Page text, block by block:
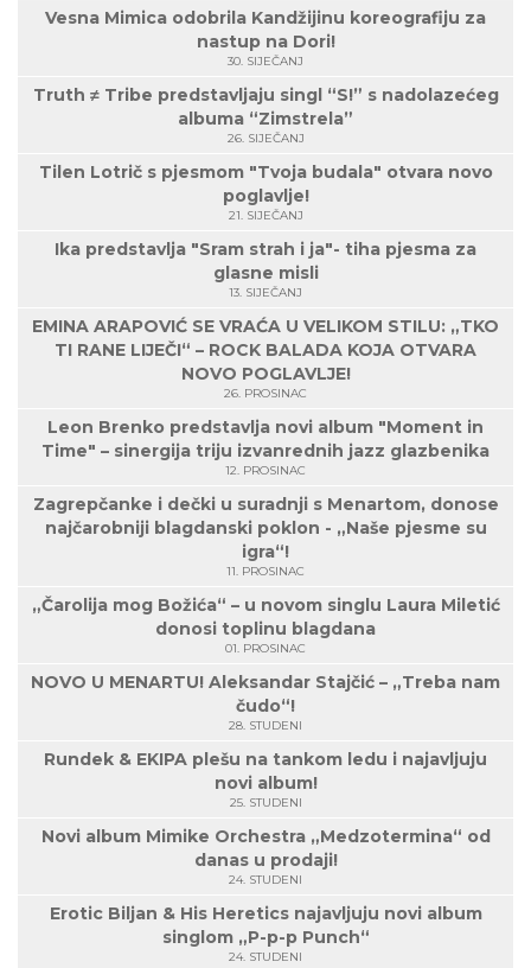
Vesna Mimica odobrila Kandžijinu koreografiju za
nastup na Dori!
30. SIJEČANJ
Truth ≠ Tribe predstavljaju singl “S!” s nadolazećeg
albuma “Zimstrela”
26. SIJEČANJ
Tilen Lotrič s pjesmom "Tvoja budala" otvara novo
poglavlje!
21. SIJEČANJ
Ika predstavlja "Sram strah i ja"- tiha pjesma za
glasne misli
13. SIJEČANJ
EMINA ARAPOVIĆ SE VRAĆA U VELIKOM STILU: „TKO
TI RANE LIJEČI“ – ROCK BALADA KOJA OTVARA
NOVO POGLAVLJE!
26. PROSINAC
Leon Brenko predstavlja novi album "Moment in
Time" – sinergija triju izvanrednih jazz glazbenika
12. PROSINAC
Zagrepčanke i dečki u suradnji s Menartom, donose
najčarobniji blagdanski poklon - „Naše pjesme su
igra“!
11. PROSINAC
„Čarolija mog Božića“ – u novom singlu Laura Miletić
donosi toplinu blagdana
01. PROSINAC
NOVO U MENARTU! Aleksandar Stajčić – „Treba nam
čudo“!
28. STUDENI
Rundek & EKIPA plešu na tankom ledu i najavljuju
novi album!
25. STUDENI
Novi album Mimike Orchestra „Medzotermina“ od
danas u prodaji!
24. STUDENI
Erotic Biljan & His Heretics najavljuju novi album
singlom „P-p-p Punch“
24. STUDENI